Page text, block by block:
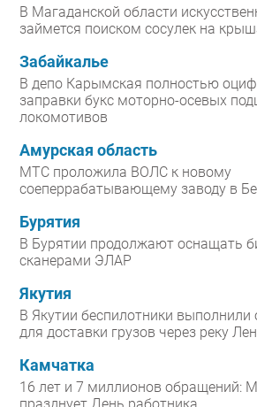
В Магаданской области
займется поиском сосулек на
Забайкалье
В депо Карымская полностью
заправки букс моторно-осевых
локомотивов
Амурская область
МТС проложила ВОЛС к новому
соеперрабатывающему заводу в
Бурятия
В Бурятии продолжают оснащать
сканерами ЭЛАР
Якутия
В Якутии беспилотники выполнили
для доставки грузов через реку
Камчатка
16 лет и 7 миллионов обращений: